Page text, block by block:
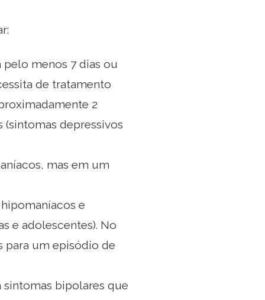
menos 7 dias ou
de tratamento
2
(sintomas depressivos
mas em um
e
e adolescentes). No
para um episódio de
bipolares que